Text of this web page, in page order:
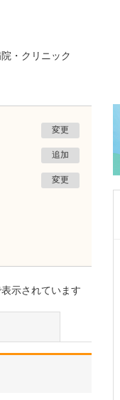
・クリニック
変更
追加
変更
示されています
事